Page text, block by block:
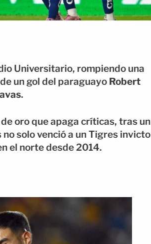
Universitario, rompiendo una
un gol del paraguayo Robert
.
oro que apaga críticas, tras un
solo venció a un Tigres invicto
el norte desde 2014.